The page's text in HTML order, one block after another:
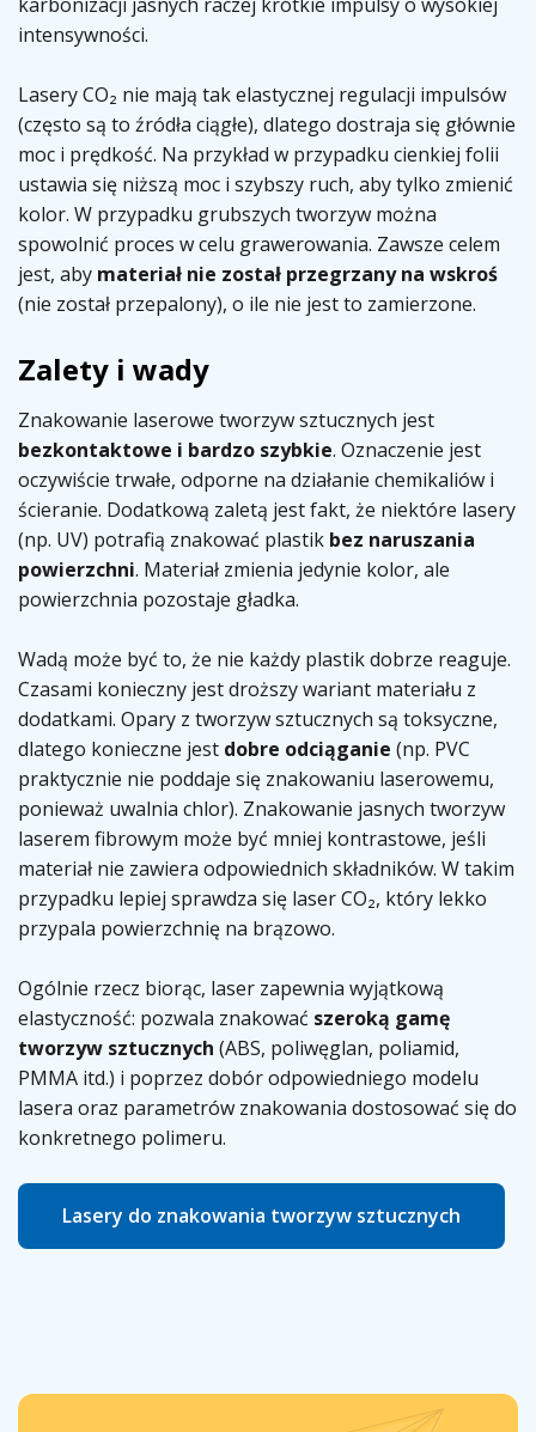
karbonizacji jasnych raczej krótkie impulsy o wysokiej
intensywności.
Lasery CO₂ nie mają tak elastycznej regulacji impulsów
(często są to źródła ciągłe), dlatego dostraja się głównie
moc i prędkość. Na przykład w przypadku cienkiej folii
ustawia się niższą moc i szybszy ruch, aby tylko zmienić
kolor. W przypadku grubszych tworzyw można
spowolnić proces w celu grawerowania. Zawsze celem
jest, aby materiał nie został przegrzany na wskroś
(nie został przepalony), o ile nie jest to zamierzone.
Zalety i wady
Znakowanie laserowe tworzyw sztucznych jest
bezkontaktowe i bardzo szybkie. Oznaczenie jest
oczywiście trwałe, odporne na działanie chemikaliów i
ścieranie. Dodatkową zaletą jest fakt, że niektóre lasery
(np. UV) potrafią znakować plastik bez naruszania
powierzchni. Materiał zmienia jedynie kolor, ale
powierzchnia pozostaje gładka.
Wadą może być to, że nie każdy plastik dobrze reaguje.
Czasami konieczny jest droższy wariant materiału z
dodatkami. Opary z tworzyw sztucznych są toksyczne,
dlatego konieczne jest dobre odciąganie (np. PVC
praktycznie nie poddaje się znakowaniu laserowemu,
ponieważ uwalnia chlor). Znakowanie jasnych tworzyw
laserem fibrowym może być mniej kontrastowe, jeśli
materiał nie zawiera odpowiednich składników. W takim
przypadku lepiej sprawdza się laser CO₂, który lekko
przypala powierzchnię na brązowo.
Ogólnie rzecz biorąc, laser zapewnia wyjątkową
elastyczność: pozwala znakować szeroką gamę
tworzyw sztucznych (ABS, poliwęglan, poliamid,
PMMA itd.) i poprzez dobór odpowiedniego modelu
lasera oraz parametrów znakowania dostosować się do
konkretnego polimeru.
Lasery do znakowania tworzyw sztucznych